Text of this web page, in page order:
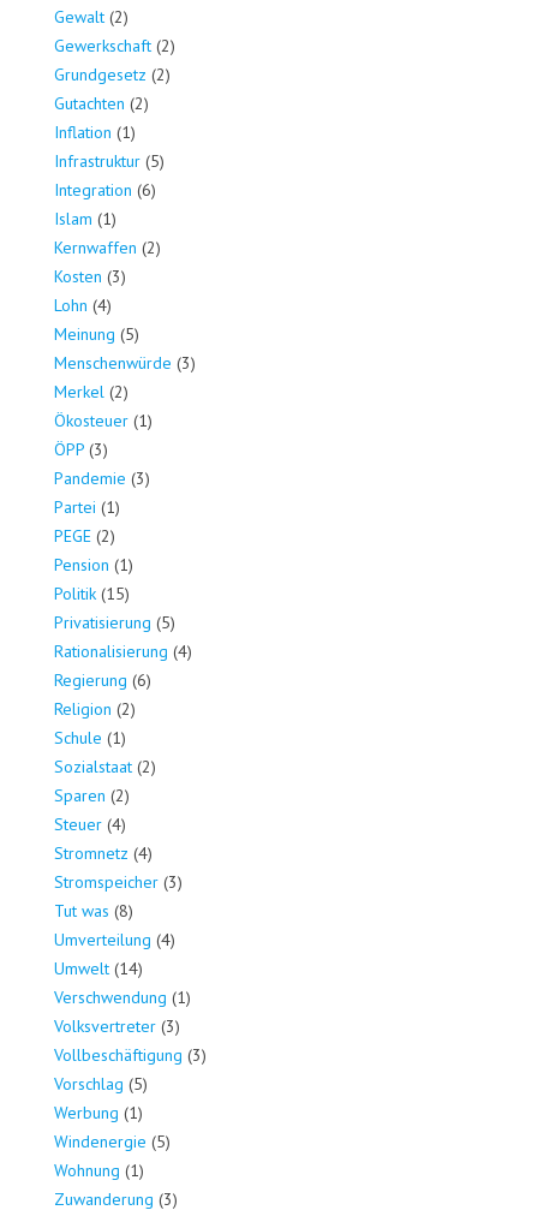
Gewalt (2)
Gewerkschaft (2)
Grundgesetz (2)
Gutachten (2)
Inflation (1)
Infrastruktur (5)
Integration (6)
Islam (1)
Kernwaffen (2)
Kosten (3)
Lohn (4)
Meinung (5)
Menschenwürde (3)
Merkel (2)
Ökosteuer (1)
ÖPP (3)
Pandemie (3)
Partei (1)
PEGE (2)
Pension (1)
Politik (15)
Privatisierung (5)
Rationalisierung (4)
Regierung (6)
Religion (2)
Schule (1)
Sozialstaat (2)
Sparen (2)
Steuer (4)
Stromnetz (4)
Stromspeicher (3)
Tut was (8)
Umverteilung (4)
Umwelt (14)
Verschwendung (1)
Volksvertreter (3)
Vollbeschäftigung (3)
Vorschlag (5)
Werbung (1)
Windenergie (5)
Wohnung (1)
Zuwanderung (3)